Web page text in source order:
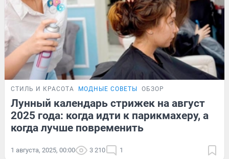
СТИЛЬ И КРАСОТА МОДНЫЕ СОВЕТЫ ОБЗОР
Лунный календарь стрижек на август
2025 года: когда идти к парикмахеру, а
когда лучше повременить
1 августа, 2025, 00:00 3 210 1